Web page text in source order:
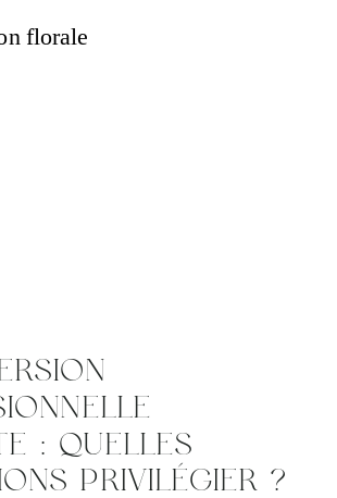
: QUELLES
PRIVILÉGIER ?